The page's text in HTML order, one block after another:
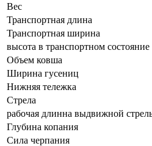
Вес
Транспортная длина
Транспортная ширина
высота в транспортном cостояние
Объем ковша
Ширина гусениц
Нижняя тележка
Стрела
рабочая длинна выдвижной
Глубина копания
Сила черпания